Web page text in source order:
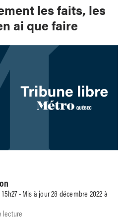
les faits, les
ai que faire
15h27 - Mis à jour 28 décembre 2022 à
lecture